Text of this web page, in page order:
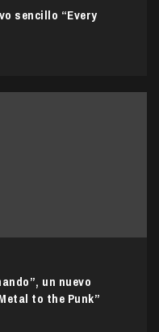
sencillo “Every
un nuevo
to the Punk”